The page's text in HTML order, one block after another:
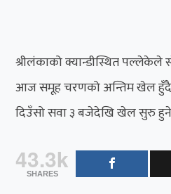
श्रीलंकाको क्यान्डीस्थित पल्लेकेले
आज समूह चरणको अन्तिम खेल
दिउँसो सवा ३ बजेदेखि खेल सुरु
43.3k
SHARES